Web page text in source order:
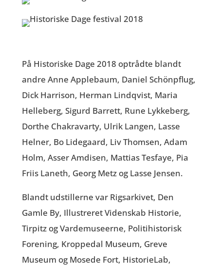
På Historiske Dage 2018 optrådte blandt
andre Anne Applebaum, Daniel Schönpflug,
Dick Harrison, Herman Lindqvist, Maria
Helleberg, Sigurd Barrett, Rune Lykkeberg,
Dorthe Chakravarty, Ulrik Langen, Lasse
Helner, Bo Lidegaard, Liv Thomsen, Adam
Holm, Asser Amdisen, Mattias Tesfaye, Pia
Friis Laneth, Georg Metz og Lasse Jensen.
Blandt udstillerne var Rigsarkivet, Den
Gamle By, Illustreret Videnskab Historie,
Tirpitz og Vardemuseerne, Politihistorisk
Forening, Kroppedal Museum, Greve
Museum og Mosede Fort, HistorieLab,